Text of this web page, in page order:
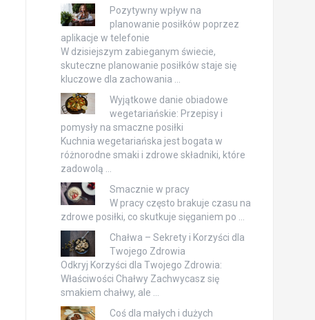
Pozytywny wpływ na
planowanie posiłków poprzez
aplikacje w telefonie
W dzisiejszym zabieganym świecie,
skuteczne planowanie posiłków staje się
kluczowe dla zachowania …
Wyjątkowe danie obiadowe
wegetariańskie: Przepisy i
pomysły na smaczne posiłki
Kuchnia wegetariańska jest bogata w
różnorodne smaki i zdrowe składniki, które
zadowolą …
Smacznie w pracy
W pracy często brakuje czasu na
zdrowe posiłki, co skutkuje sięganiem po …
Chałwa – Sekrety i Korzyści dla
Twojego Zdrowia
Odkryj Korzyści dla Twojego Zdrowia:
Właściwości Chałwy Zachwycasz się
smakiem chałwy, ale …
Coś dla małych i dużych